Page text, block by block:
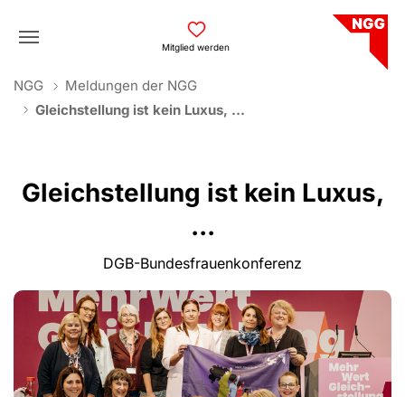
Mitglied werden
You are here:
NGG
Meldungen der NGG
Gleichstellung ist kein Luxus, ...
Gleichstellung ist kein Luxus,
...
DGB-Bundesfrauenkonferenz